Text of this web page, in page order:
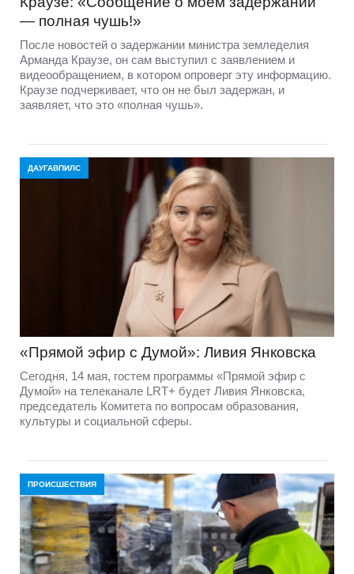
— полная чушь!»
После новостей о задержании министра земледелия
Арманда Краузе, он сам выступил с заявлением и
видеообращением, в котором опроверг эту информацию.
Краузе подчеркивает, что он не был задержан, и
заявляет, что это «полная чушь».
ДАУГАВПИЛС
«Прямой эфир с Думой»: Ливия Янковска
Сегодня, 14 мая, гостем программы «Прямой эфир с
Думой» на телеканале LRT+ будет Ливия Янковска,
председатель Комитета по вопросам образования,
культуры и социальной сферы.
ПРОИСШЕСТВИЯ